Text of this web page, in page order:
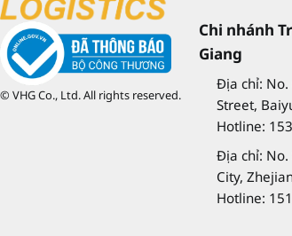
© VHG Co., Ltd. All rights reserved.
Chi nhánh
Giang
Địa chỉ: No.
Street,
Hotline:
Địa chỉ: No.
City,
Hotline: